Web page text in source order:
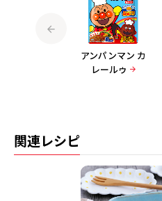
アンパンマン カ
レールゥ
関連レシピ